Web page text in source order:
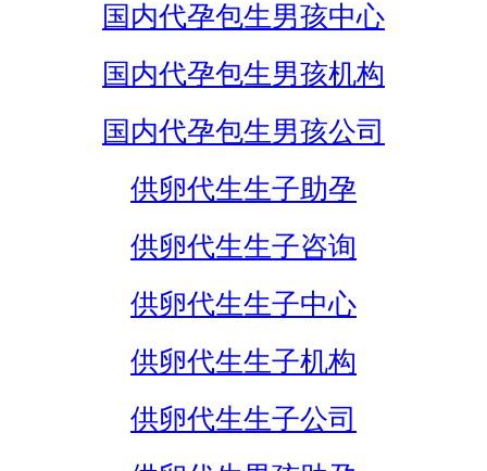
国内代孕包生男孩中心
国内代孕包生男孩机构
国内代孕包生男孩公司
供卵代生生子助孕
供卵代生生子咨询
供卵代生生子中心
供卵代生生子机构
供卵代生生子公司